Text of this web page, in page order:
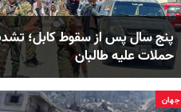
پنج سال پس از سقوط کابل؛
حملات علیه طالبان
جهان